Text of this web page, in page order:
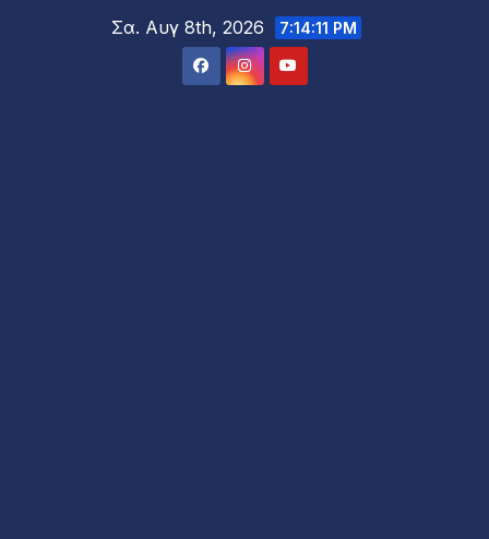
Σα. Αυγ 8th, 2026 7:14:13 PM